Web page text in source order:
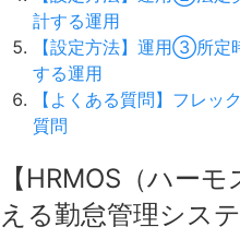
計する運用
【設定方法】運用③所定
する運用
【よくある質問】フレッ
質問
【HRMOS（ハー
える勤怠管理シス